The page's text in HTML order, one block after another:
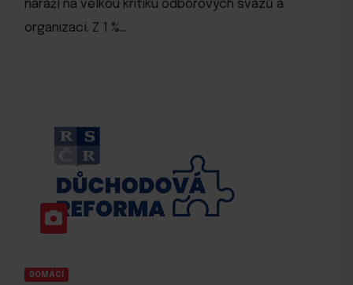
naráží na velkou kritiku odborových svazů a
organizací. Z 1 %…
DOMÁCÍ